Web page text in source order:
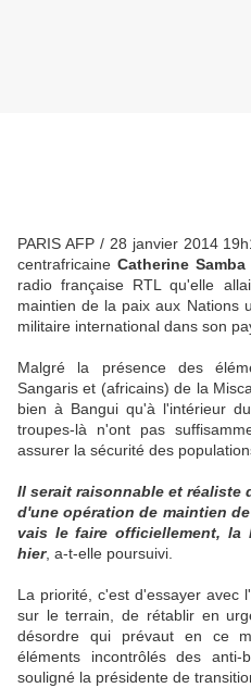
PARIS AFP / 28 janvier 2014
centrafricaine Catherine Samba
radio française RTL qu'elle
maintien de la paix aux Nations
militaire international dans son
Malgré la présence des
Sangaris et (africains) de la
bien à Bangui qu'à l'intérieur
troupes-là n'ont pas
assurer la sécurité des
Il serait raisonnable et réaliste
d'une opération de maintien
vais le faire officiellement, la
hier, a-t-elle poursuivi.
La priorité, c'est d'essayer avec
sur le terrain, de rétablir en
désordre qui prévaut en ce
éléments incontrôlés des anti-
souligné la présidente de